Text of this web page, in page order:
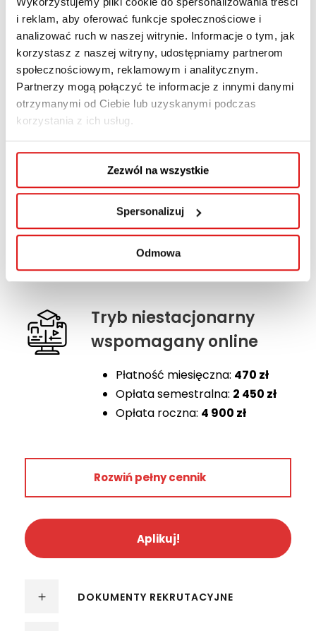
i reklam, aby oferować funkcje społecznościowe i
analizować ruch w naszej witrynie. Informacje o tym, jak
korzystasz z naszej witryny, udostępniamy partnerom
społecznościowym, reklamowym i analitycznym.
Partnerzy mogą połączyć te informacje z innymi danymi
otrzymanymi od Ciebie lub uzyskanymi podczas
korzystania z ich usług.
Zezwól na wszystkie
Spersonalizuj
Odmowa
projekty w wybranych zastosowaniach
informatyki, zaprojektować proste urządzenie,
obiekt, system lub proces typowe dla
studiowanego kierunku wraz z wykorzystaniem
właściwych metod, narzędzi, technik
i materiałów. Umie zaprojektować
i skonfigurować prostą sieć komputerową.
Najważniejszeinformacje
Tryb kształcenia: niestacjonarny wspomagany
Tryb niestacjonarny
wspomagany online
Płatność miesięczna: 470 zł
Opłata semestralna: 2 450 zł
Opłata roczna: 4 900 zł
Rozwiń pełny cennik
Aplikuj!
DOKUMENTY REKRUTACYJNE